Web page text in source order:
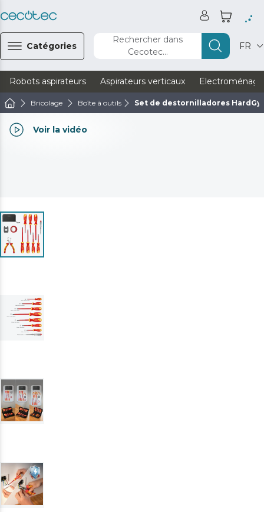
Catégories
Rechercher dans
Cecotec...
FR
Robots aspirateurs Aspirateurs verticaux
Bricolage Boîte à outils Set de destornilladores
Voir la vidéo